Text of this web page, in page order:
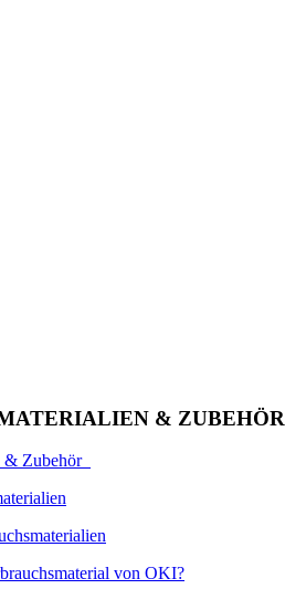
& ZUBEHÖR
& Zubehör
von OKI?